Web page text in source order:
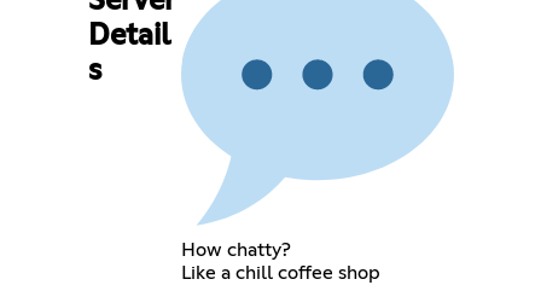
Detail
s
How chatty?
Like a chill coffee shop